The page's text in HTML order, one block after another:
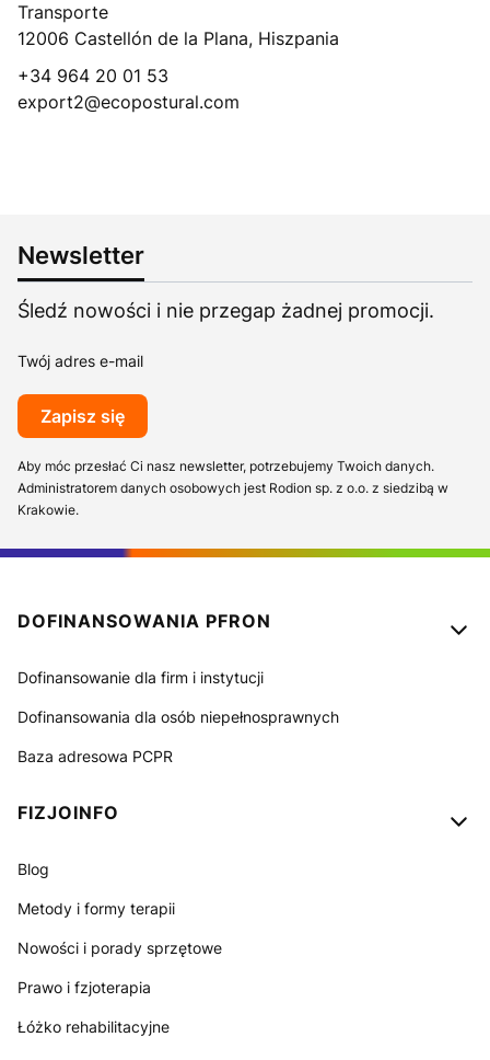
Transporte
12006 Castellón de la Plana, Hiszpania
+34 964 20 01 53
export2@ecopostural.com
Newsletter
Śledź nowości i nie przegap żadnej promocji.
Twój adres e-mail
Zapisz się
Aby móc przesłać Ci nasz newsletter, potrzebujemy Twoich danych.
Administratorem danych osobowych jest Rodion sp. z o.o. z siedzibą w
Krakowie.
Linki w stopce
DOFINANSOWANIA PFRON
Dofinansowanie dla firm i instytucji
Dofinansowania dla osób niepełnosprawnych
Baza adresowa PCPR
FIZJOINFO
Blog
Metody i formy terapii
Nowości i porady sprzętowe
Prawo i fzjoterapia
Łóżko rehabilitacyjne